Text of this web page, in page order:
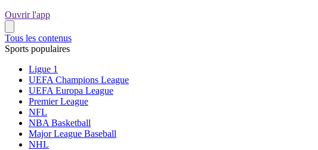
Ouvrir l'app
Tous les contenus
Sports populaires
Ligue 1
UEFA Champions League
UEFA Europa League
Premier League
NFL
NBA Basketball
Major League Baseball
NHL